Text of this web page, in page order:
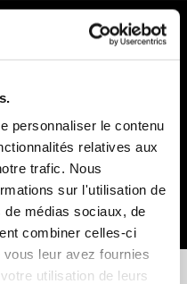
personnaliser le contenu
relatives aux
trafic. Nous
sur l'utilisation de
médias sociaux, de
combiner celles-ci
leur avez fournies
utilisation de leurs